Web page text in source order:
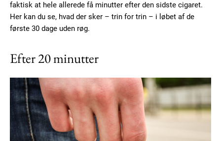
faktisk at hele allerede få minutter efter den sidste cigaret.
Her kan du se, hvad der sker – trin for trin – i løbet af de
første 30 dage uden røg.
Efter 20 minutter